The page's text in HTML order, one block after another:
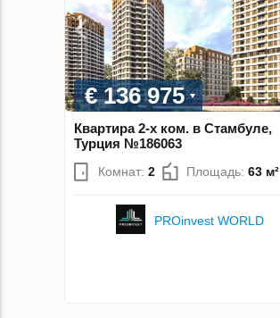
€ 136 975
Квартира 2-х ком. в Стамбуле,
Турция №186063
Комнат: 2 Площадь: 63 м²
PROinvest WORLD